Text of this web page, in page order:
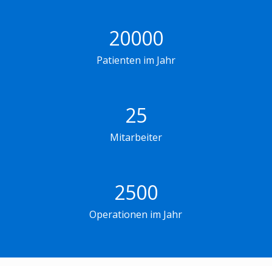
20000
Patienten im Jahr
25
Mitarbeiter
2500
Operationen im Jahr